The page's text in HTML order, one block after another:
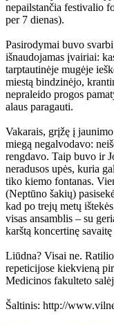
nepailstančia festivalio
per 7 dienas).
Pasirodymai buvo
išnaudojamas įvairiai:
tarptautinėje mugėje
miestą bindzinėjo,
nepraleido progos
alaus paragauti.
Vakarais, grįžę į
miegą negalvodavo:
rengdavo. Taip buvo ir
neradusos upės, kuria
tiko kiemo fontanas.
(Neptūno šakių)
kad po trejų metų
visas ansamblis – su
karštą koncertinę
Liūdna? Visai ne.
repeticijose kiekvieną
Medicinos fakulteto
Šaltinis: http://